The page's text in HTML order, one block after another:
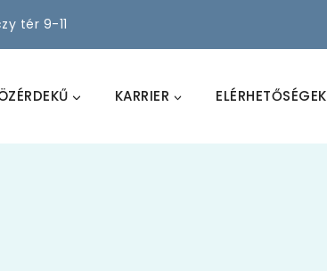
tér 9-11
KARRIER ELÉRHETŐSÉGEK